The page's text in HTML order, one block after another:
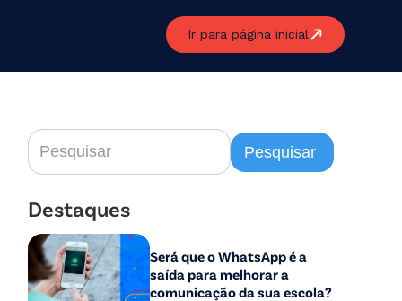
Ir para página inicial
Destaques
Será que o WhatsApp é a
saída para melhorar a
comunicação da sua escola?